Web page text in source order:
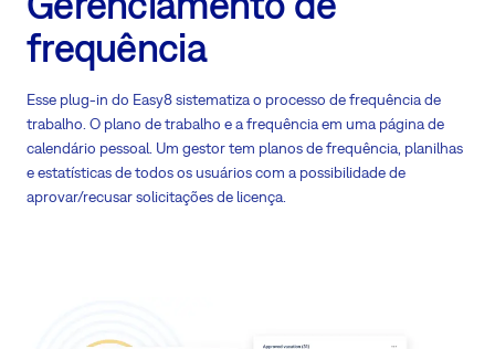
frequência
Esse plug-in do Easy8 sistematiza o processo de frequência de
trabalho. O plano de trabalho e a frequência em uma página de
calendário pessoal. Um gestor tem planos de frequência, planilhas
e estatísticas de todos os usuários com a possibilidade de
aprovar/recusar solicitações de licença.